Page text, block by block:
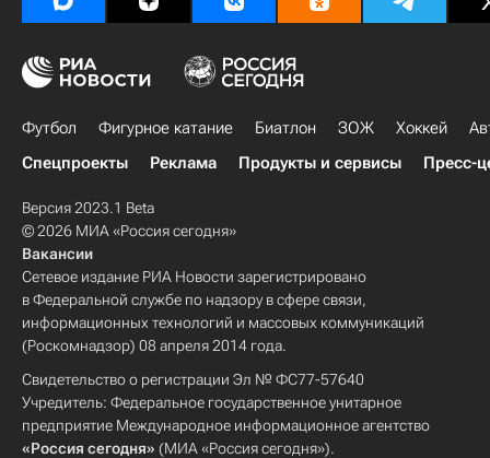
Футбол Фигурное катание Биатлон ЗОЖ Хоккей
Спецпроекты
Реклама Продукты и сервисы Пресс-
Версия 2023.1 Beta
© 2026 МИА «Россия сегодня»
Вакансии
Сетевое издание РИА Новости зарегистрировано
в Федеральной службе по надзору в сфере связи,
информационных технологий и массовых коммуникаций
(Роскомнадзор) 08 апреля 2014 года.
Свидетельство о регистрации Эл № ФС77-57640
Учредитель: Федеральное государственное унитарное
предприятие Международное информационное агентство
«Россия сегодня» (МИА «Россия сегодня»).